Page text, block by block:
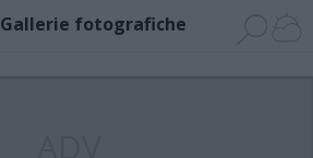
Gallerie fotografiche